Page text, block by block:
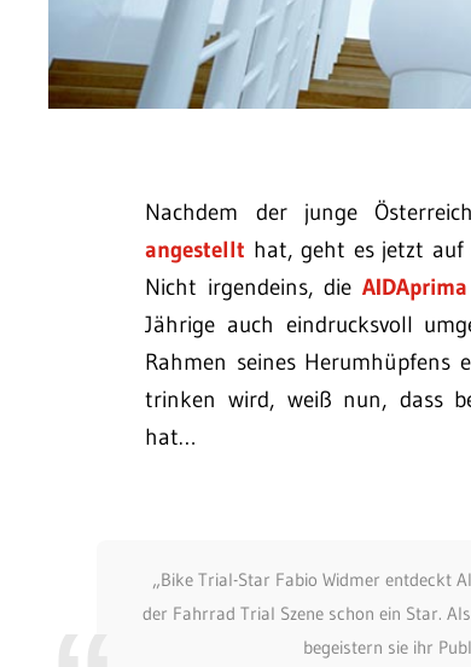
Nachdem der junge
angestellt hat, geht es jetzt auf
Nicht irgendeins, die AIDAprima
Jährige auch eindrucksvoll
Rahmen seines
trinken wird, weiß nun, dass
hat…
„Bike Trial-Star Fabio Widmer entdeckt
der Fahrrad Trial Szene schon ein Star.
begeistern sie ihr